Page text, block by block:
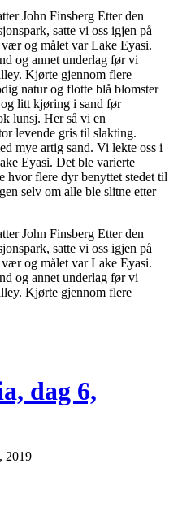
John Finsberg Etter den
satte vi oss igjen på
og målet var Lake Eyasi.
og annet underlag før vi
Kjørte gjennom flere
natur og flotte blå blomster
litt kjøring i sand før
lunsj. Her så vi en
levende gris til slakting.
mye artig sand. Vi lekte oss i
Eyasi. Det ble varierte
hvor flere dyr benyttet stedet til
selv om alle ble slitne etter
John Finsberg Etter den
satte vi oss igjen på
og målet var Lake Eyasi.
og annet underlag før vi
Kjørte gjennom flere
dag 6,
2019